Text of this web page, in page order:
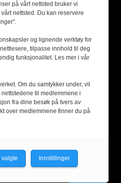
på vårt nettsted bruker vi
nettsted. Du kan reservere
og lignende verktøy for
tilpasse innhold til deg
funksjonalitet. Les mer i vår
Om du samtykker under, vil
til medlemmene i
fra dine besøk på tvers av
over medlemmene finner du på
valgte Innstillinger